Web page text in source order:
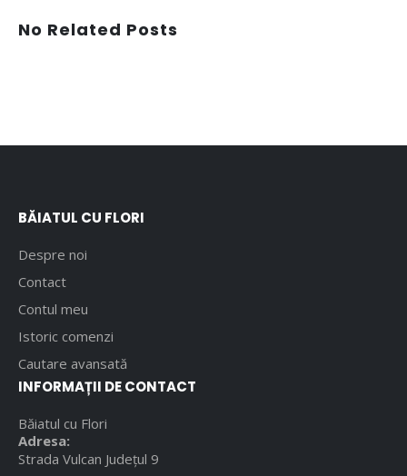
No Related Posts
BĂIATUL CU FLORI
Despre noi
Contact
Contul meu
Istoric comenzi
Cautare avansată
INFORMAȚII DE CONTACT
Băiatul cu Flori
Adresa:
Strada Vulcan Județul 9